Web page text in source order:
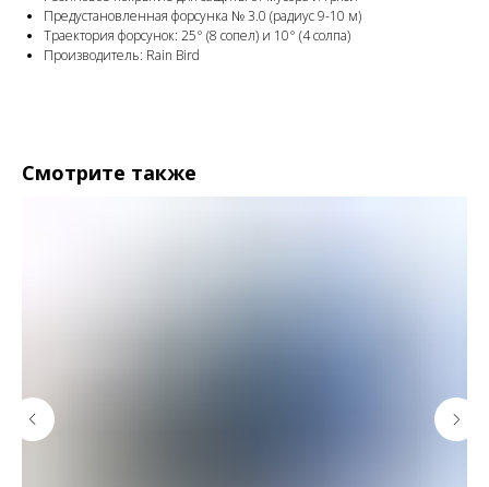
Предустановленная форсунка № 3.0 (радиус 9-10 м)
Траектория форсунок: 25° (8 сопел) и 10° (4 солпа)
Производитель: Rain Bird
Смотрите также